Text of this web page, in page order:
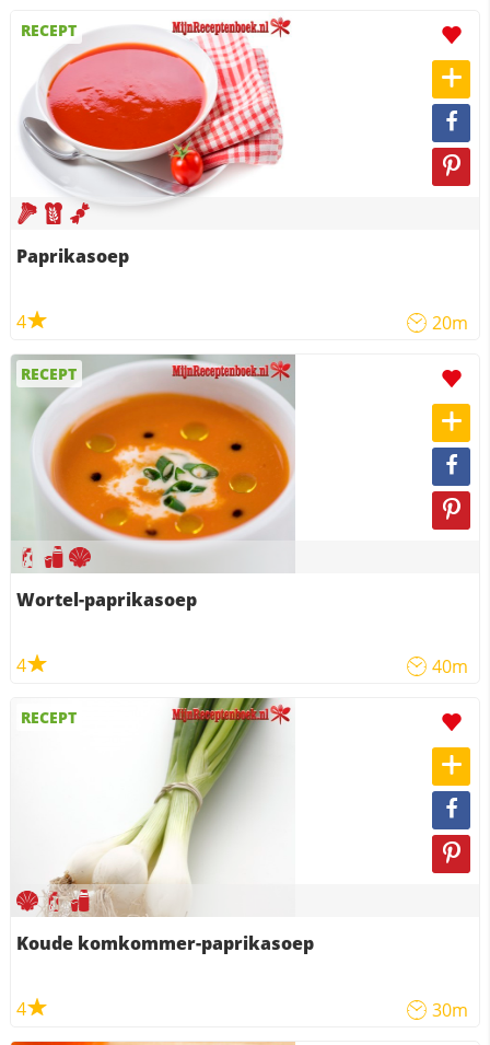
RECEPT
Paprikasoep
4 20m
RECEPT
Wortel-paprikasoep
4 40m
RECEPT
Koude komkommer-paprikasoep
4 30m